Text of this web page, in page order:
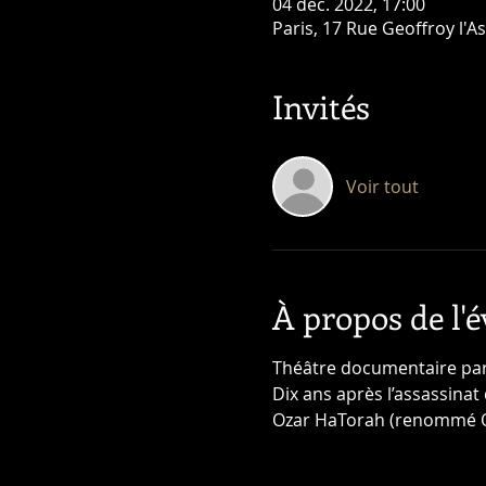
Paris, 17 Rue Geoffroy
Invités
Voir tout
À propos de
Théâtre documentaire
Dix ans après
Ozar HaTorah (renommé